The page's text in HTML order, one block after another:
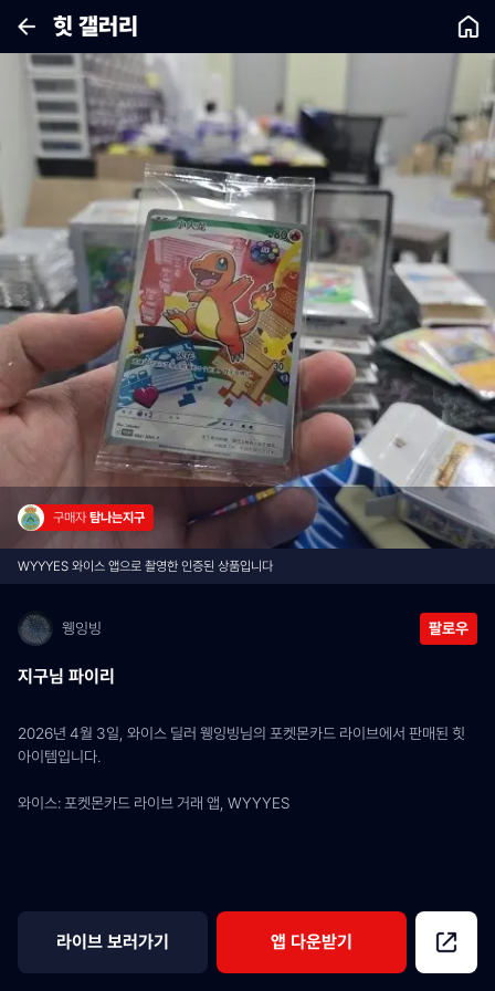
힛 갤러리
구매자 탐나는지구
WYYYES 와이스 앱으로 촬영한 인증된 상품입니다
웽잉빙 팔로우
지구님 파이리
2026년 4월 3일, 와이스 딜러 웽잉빙님의 포켓몬카드 라이브에서 판매된 힛
아이템입니다.
와이스: 포켓몬카드 라이브 거래 앱, WYYYES
라이브 보러가기 앱 다운받기